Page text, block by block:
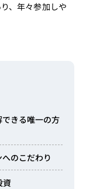
、年々参加しや
きる唯一の方
のこだわり
資